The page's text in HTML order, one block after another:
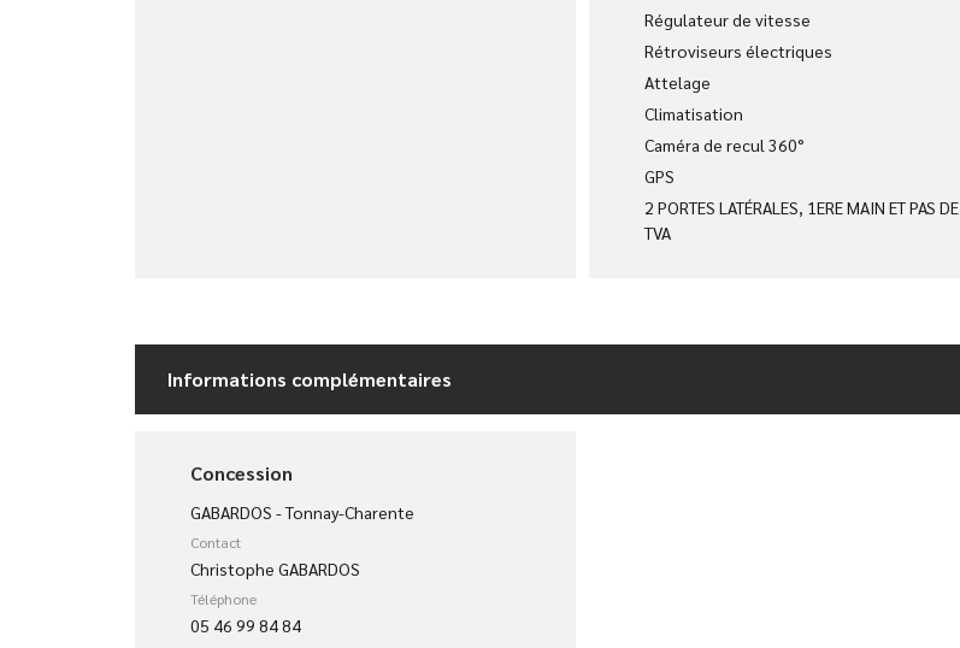
Régulateur de vitesse
Rétroviseurs électriques
Attelage
Climatisation
Caméra de recul 360°
GPS
2 PORTES LATÉRALES, 1ERE MAIN ET PAS DE
TVA
Informations complémentaires
Concession
GABARDOS - Tonnay-Charente
Contact
Christophe GABARDOS
Téléphone
05 46 99 84 84